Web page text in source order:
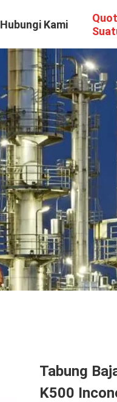
Hubungi Kami
Tabung
K500